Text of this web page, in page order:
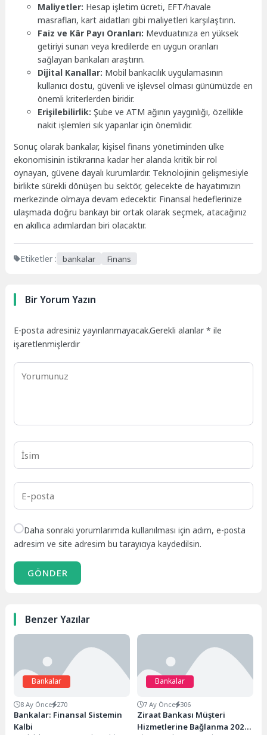
Maliyetler: Hesap işletim ücreti, EFT/havale
masrafları, kart aidatları gibi maliyetleri karşılaştırın.
Faiz ve Kâr Payı Oranları: Mevduatınıza en yüksek
getiriyi sunan veya kredilerde en uygun oranları
sağlayan bankaları araştırın.
Dijital Kanallar: Mobil bankacılık uygulamasının
kullanıcı dostu, güvenli ve işlevsel olması günümüzde en
önemli kriterlerden biridir.
Erişilebilirlik: Şube ve ATM ağının yaygınlığı, özellikle
nakit işlemleri sık yapanlar için önemlidir.
Sonuç olarak bankalar, kişisel finans yönetiminden ülke
ekonomisinin istikrarına kadar her alanda kritik bir rol
oynayan, güvene dayalı kurumlardır. Teknolojinin gelişmesiyle
birlikte sürekli dönüşen bu sektör, gelecekte de hayatımızın
merkezinde olmaya devam edecektir. Finansal hedeflerinize
ulaşmada doğru bankayı bir ortak olarak seçmek, atacağınız
en akıllıca adımlardan biri olacaktır.
Etiketler : bankalar Finans
Bir Yorum Yazın
E-posta adresiniz yayınlanmayacak.Gerekli alanlar* ile
işaretlenmişlerdir
Daha sonraki yorumlarımda kullanılması için adım, e-posta
adresim ve site adresim bu tarayıcıya kaydedilsin.
GÖNDER
Benzer Yazılar
Bankalar
8 Ay Önce 270
Bankalar: Finansal Sistemin
Kalbi
Bankalar
7 Ay Önce 306
Ziraat Bankası Müşteri
Hizmetlerine Bağlanma 2026: